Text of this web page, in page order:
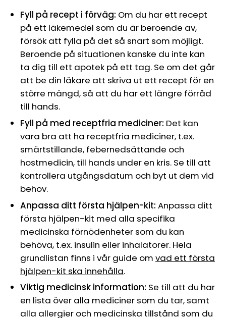
Fyll på recept i förväg: Om du har ett recept
på ett läkemedel som du är beroende av,
försök att fylla på det så snart som möjligt.
Beroende på situationen kanske du inte kan
ta dig till ett apotek på ett tag. Se om det går
att be din läkare att skriva ut ett recept för en
större mängd, så att du har ett längre förråd
till hands.
Fyll på med receptfria mediciner: Det kan
vara bra att ha receptfria mediciner, t.ex.
smärtstillande, febernedsättande och
hostmedicin, till hands under en kris. Se till att
kontrollera utgångsdatum och byt ut dem vid
behov.
Anpassa ditt första hjälpen-kit: Anpassa ditt
första hjälpen-kit med alla specifika
medicinska förnödenheter som du kan
behöva, t.ex. insulin eller inhalatorer. Hela
grundlistan finns i vår guide om vad ett första
hjälpen-kit ska innehålla.
Viktig medicinsk information: Se till att du har
en lista över alla mediciner som du tar, samt
alla allergier och medicinska tillstånd som du